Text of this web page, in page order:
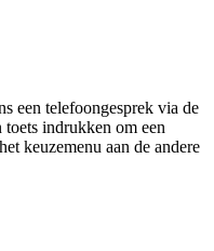
een telefoongesprek via de
indrukken om een
keuzemenu aan de andere